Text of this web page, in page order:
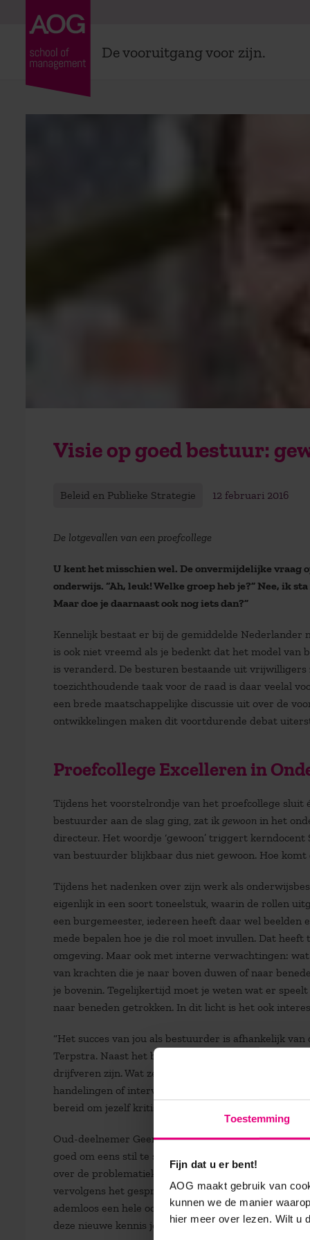
Toestemming
Fijn dat u er bent!
AOG maakt gebruik van
kunnen we de manier
hier meer over lezen. Wilt u
De vooruitgang voor zijn.
Visie op goed bestuur:
Beleid en Publieke Strategie 12 februari 2016
De lotgevallen van een proefcollege
U kent het misschien wel. De onvermijdelijke vraag
onderwijs. “Ah, leuk! Welke groep heb je?” Nee, ik
Maar doe je daarnaast ook nog iets dan?”
Kennelijk bestaat er bij de gemiddelde
is ook niet vreemd als je bedenkt dat het model
is veranderd. De besturen bestaande uit
toezichthoudende taak voor de raad is daar veelal
een brede maatschappelijke discussie uit over de
ontwikkelingen maken dit voortdurende debat
Proefcollege Excelleren in
Tijdens het voorstelrondje van het proefcollege sluit
bestuurder aan de slag ging, zat ik gewoon in het
directeur. Het woordje ‘gewoon’ triggert
van bestuurder blijkbaar dus niet gewoon. Hoe komt
Tijdens het nadenken over zijn werk als
eigenlijk in een soort toneelstuk, waarin de rollen
een burgemeester, iedereen heeft daar wel
mede bepalen hoe je die rol moet invullen. Dat
omgeving. Maar ook met interne verwachtingen:
van krachten die je naar boven duwen of naar
je bovenin. Tegelijkertijd moet je weten wat er
naar beneden getrokken. In dit licht is het ook
“Het succes van jou als bestuurder is afhankelijk
Terpstra. Naast het begrijpen en doorgronden van
drijfveren zijn. Wat zet jou in beweging? Waar haal
handelingen of interventies je uitvoert, of juist niet.
bereid om jezelf kritisch tegen het licht te houden?
Oud-deelnemer Geert Popma vult aan: “je ontdekt
goed om eens stil te staan bij problemen en niet
over de problematiek en je kunt sparren met
vervolgens het gesprek aan met de groep. Soms in
ademloos een hele ochtend te luisteren. Met soms
deze nieuwe kennis je eigen visie te formuleren op